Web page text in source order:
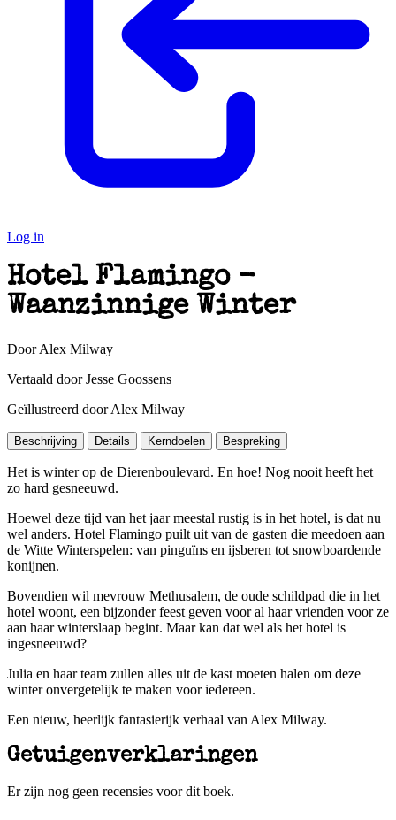
Log in
Hotel Flamingo -
Waanzinnige Winter
Door Alex Milway
Vertaald door Jesse Goossens
Geïllustreerd door Alex Milway
Beschrijving Details Kerndoelen Bespreking
Het is winter op de Dierenboulevard. En hoe! Nog nooit heeft het
zo hard gesneeuwd.
Hoewel deze tijd van het jaar meestal rustig is in het hotel, is dat nu
wel anders. Hotel Flamingo puilt uit van de gasten die meedoen aan
de Witte Winterspelen: van pinguïns en ijsberen tot snowboardende
konijnen.
Bovendien wil mevrouw Methusalem, de oude schildpad die in het
hotel woont, een bijzonder feest geven voor al haar vrienden voor ze
aan haar winterslaap begint. Maar kan dat wel als het hotel is
ingesneeuwd?
Julia en haar team zullen alles uit de kast moeten halen om deze
winter onvergetelijk te maken voor iedereen.
Een nieuw, heerlijk fantasierijk verhaal van Alex Milway.
Getuigenverklaringen
Er zijn nog geen recensies voor dit boek.